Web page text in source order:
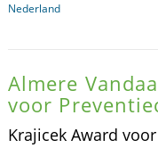
Nederland
Almere
voor
Krajicek Award